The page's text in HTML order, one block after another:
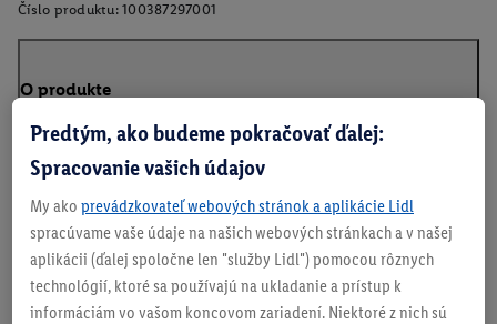
Číslo produktu: 100387297001
O produkte
Podrobnosti o bezpečnosti produktu
Predtým, ako budeme pokračovať ďalej:
Spracovanie vašich údajov
My ako prevádzkovateľ webových stránok a aplikácie Lidl
spracúvame vaše údaje na našich webových stránkach a v našej
aplikácii (ďalej spoločne len "služby Lidl") pomocou rôznych
technológií, ktoré sa používajú na ukladanie a prístup k
informáciám vo vašom koncovom zariadení. Niektoré z nich sú